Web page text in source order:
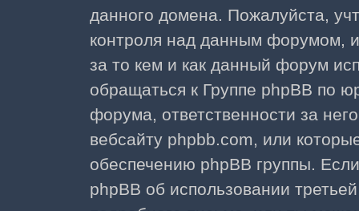
данного домена. Пожалуйста,
контроля над данным форумом,
за то кем и как данный форум
обращаться к Группе phpBB по
форума, ответственности за
вебсайту phpbb.com, или
обеспечению phpBB группы.
phpBB об использовании